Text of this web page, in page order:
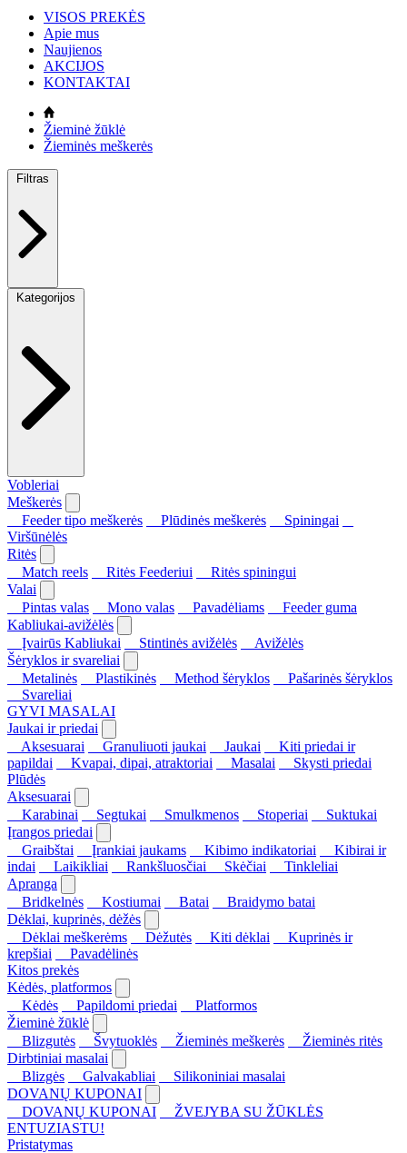
VISOS PREKĖS
Apie mus
Naujienos
AKCIJOS
KONTAKTAI
Žieminė žūklė
Žieminės meškerės
Filtras
Kategorijos
Vobleriai
Meškerės
Feeder tipo meškerės
Plūdinės meškerės
Spiningai
Viršūnėlės
Ritės
Match reels
Ritės Feederiui
Ritės spiningui
Valai
Pintas valas
Mono valas Pavadėliams
Feeder guma
Kabliukai-avižėlės
Įvairūs Kabliukai
Stintinės avižėlės
Avižėlės
Šėryklos ir svareliai
Metalinės
Plastikinės Method šėryklos
Pašarinės šėryklos
Svareliai
GYVI MASALAI
Jaukai ir priedai
Aksesuarai
Granuliuoti jaukai Jaukai
Kiti priedai ir
papildai
Kvapai, dipai, atraktoriai Masalai
Skysti priedai
Plūdės
Aksesuarai
Karabinai
Segtukai Smulkmenos Stoperiai
Suktukai
Įrangos priedai
Graibštai
Įrankiai jaukams Kibimo indikatoriai
Kibirai ir
indai
Laikikliai Rankšluosčiai Skėčiai
Tinkleliai
Apranga
Bridkelnės
Kostiumai Batai
Braidymo batai
Dėklai, kuprinės, dėžės
Dėklai meškerėms
Dėžutės Kiti dėklai
Kuprinės ir
krepšiai
Pavadėlinės
Kitos prekės
Kėdės, platformos
Kėdės
Papildomi priedai
Platformos
Žieminė žūklė
Blizgutės
Švytuoklės Žieminės meškerės
Žieminės ritės
Dirbtiniai masalai
Blizgės
Galvakabliai
Silikoniniai masalai
DOVANŲ KUPONAI
DOVANŲ KUPONAI
ŽVEJYBA SU ŽŪKLĖS
ENTUZIASTU!
Pristatymas